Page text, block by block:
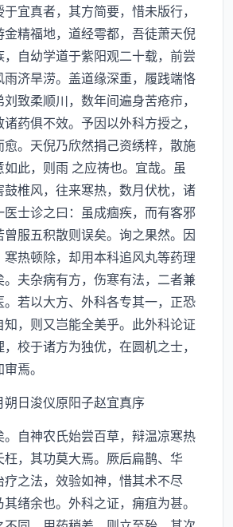
宜真者，其方简要，惜未版行，
精福地，道经雩都，吾徒萧天倪
自幼学道于紫阳观二十载，前尝
济旱涝。盖道缘深重，履践端恪
致柔顺川，数年间遍身苦疮疖，
药俱不效。予因以外科方授之，
。天倪乃欣然捐己资绣梓，散施
此，则雨 之应祷也。宜哉。虽
椎风，往来寒热，数月伏枕，诸
士诊之曰：虽成痼疾，而有客邪
服五积散则误矣。询之果然。因
热顿除，却用本科追风丸等药理
夫杂病有方，伤寒有法，二者兼
若以大方、外科各专其一，正恐
，则又岂能全美乎。此外科论证
校于诸方为独优，在圆机之士，
焉。
日浚仪原阳子赵宜真序
自神农氏始尝百草，辩温凉寒热
，其功莫大焉。厥后扁鹊、华
之法，效验如神，惜其术不尽
绪余也。外科之证，痈疽为甚。